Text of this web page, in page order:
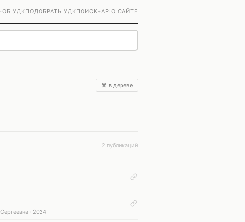
ОБ УДКПОДОБРАТЬ УДКПОИСК+APIО САЙТЕ
⌘ в дереве
2 публикаций
· 2024